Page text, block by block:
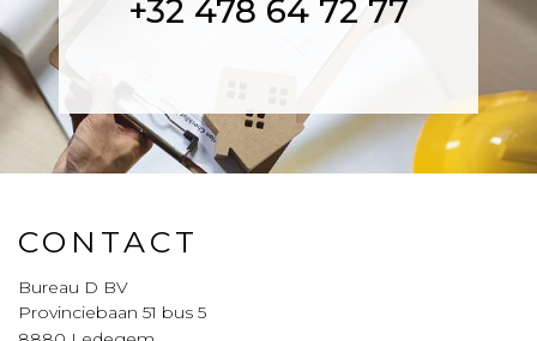
+32 478 64 72 77
CONTACT
Bureau D BV
Provinciebaan 51 bus 5